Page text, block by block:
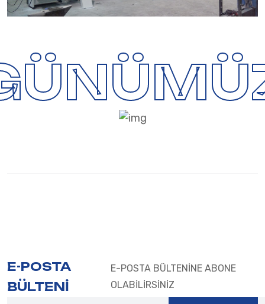
E-POSTA
BÜLTENİ
E-POSTA BÜLTENİNE ABONE
OLABİLİRSİNİZ